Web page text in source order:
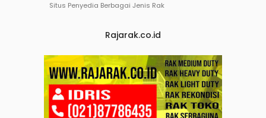
Situs Penyedia Berbagai Jenis Rak
Rajarak.co.id